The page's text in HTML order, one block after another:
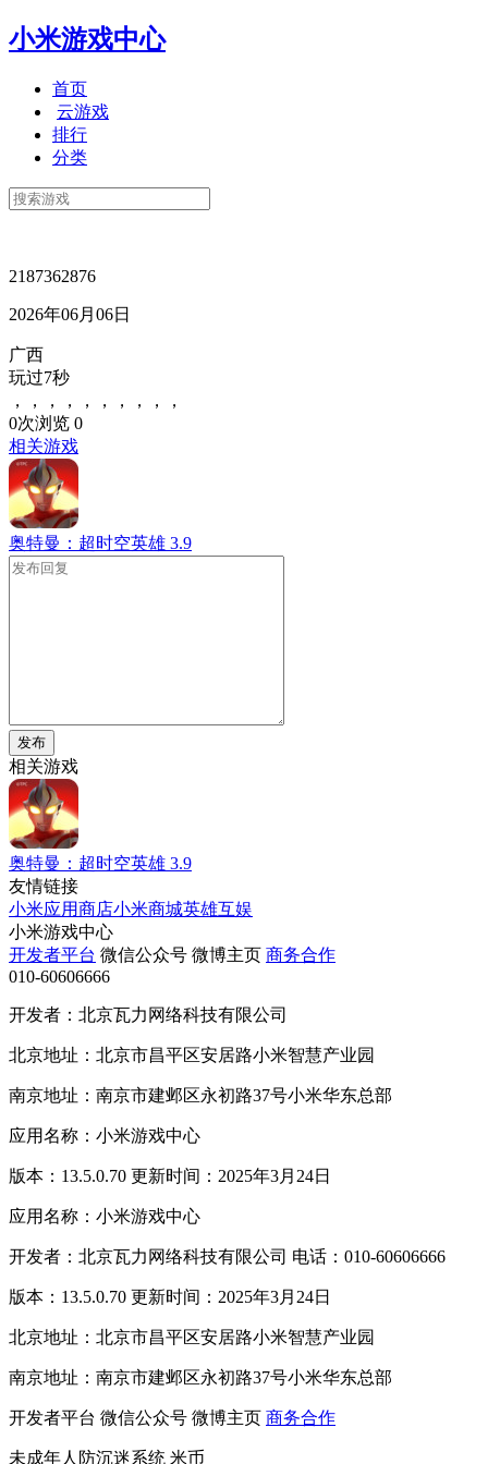
小米游戏中心
首页
云游戏
排行
分类
2187362876
2026年06月06日
广西
玩过7秒
，，，，，，，，，，
0次浏览 0
相关游戏
奥特曼：超时空英雄 3.9
发布
相关游戏
奥特曼：超时空英雄 3.9
友情链接
小米应用商店小米商城英雄互娱
小米游戏中心
开发者平台 微信公众号 微博主页 商务合作
010-60606666
开发者：北京瓦力网络科技有限公司
北京地址：北京市昌平区安居路小米智慧产业园
南京地址：南京市建邺区永初路37号小米华东总部
应用名称：小米游戏中心
版本：13.5.0.70 更新时间：2025年3月24日
应用名称：小米游戏中心
开发者：北京瓦力网络科技有限公司 电话：010-60606666
版本：13.5.0.70 更新时间：2025年3月24日
北京地址：北京市昌平区安居路小米智慧产业园
南京地址：南京市建邺区永初路37号小米华东总部
开发者平台 微信公众号 微博主页 商务合作
未成年人防沉迷系统 米币